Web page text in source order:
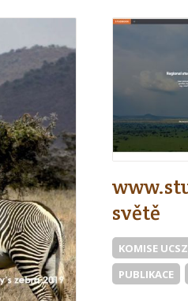
světě
KOMISE
PUBLIKACE